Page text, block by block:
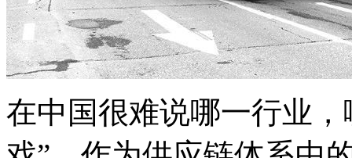
在中国很难说哪一行业